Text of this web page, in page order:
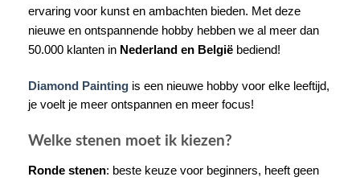
ervaring voor kunst en ambachten bieden. Met deze
nieuwe en ontspannende hobby hebben we al meer dan
50.000 klanten in Nederland en België bediend!
Diamond Painting is een nieuwe hobby voor elke leeftijd,
je voelt je meer ontspannen en meer focus!
Welke stenen moet ik kiezen?
Ronde stenen: beste keuze voor beginners, heeft geen